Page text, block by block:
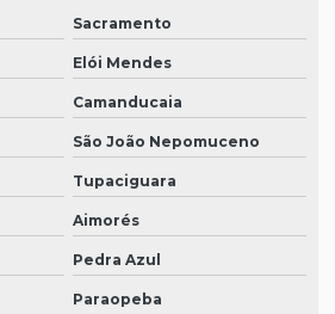
Sacramento
Elói Mendes
Camanducaia
São João Nepomuceno
Tupaciguara
Aimorés
Pedra Azul
Paraopeba